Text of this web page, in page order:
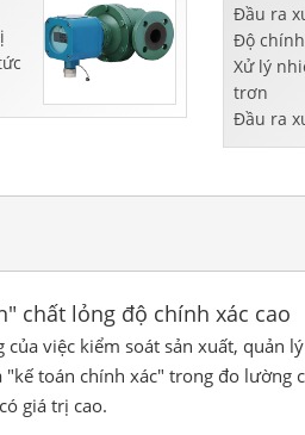
Đầu ra
Độ chính
Xử lý
trơn
Đầu ra
chất lỏng độ chính xác cao
việc kiểm soát sản xuất, quản
toán chính xác" trong đo lường
giá trị cao.